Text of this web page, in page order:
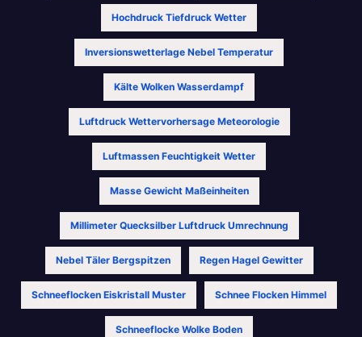
Hochdruck Tiefdruck Wetter
Inversionswetterlage Nebel Temperatur
Kälte Wolken Wasserdampf
Luftdruck Wettervorhersage Meteorologie
Luftmassen Feuchtigkeit Wetter
Masse Gewicht Maßeinheiten
Millimeter Quecksilber Luftdruck Umrechnung
Nebel Täler Bergspitzen Regen Hagel Gewitter
Schneeflocken Eiskristall Muster Schnee Flocken Himmel
Schneeflocke Wolke Boden